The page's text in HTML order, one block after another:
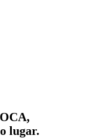
lugar.